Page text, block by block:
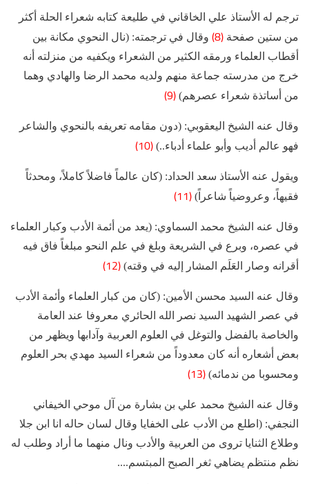
ترجم له الأستاذ علي الخاقاني في طليعة كتابه شعراء الحلة أكثر
من ستين صفحة (8)
وقال في ترجمته: (نال النحوي مكانة بين
أقطاب العلماء ورمقه الكثير من الشعراء ويكفيه من منزلته أنه
خرج من مدرسته جماعة منهم ولديه محمد الرضا والهادي وهما
من أساتذة شعراء عصرهم) (9)
وقال عنه الشيخ اليعقوبي: (دون مقامه تعريفه بالنحوي والشاعر
فهو عالم أديب وأبو علماء أدباء..) (10)
ويقول عنه الأستاذ سعد الحداد: (كان عالماً فاضلاً كاملاً، ومحدثاً
فقيهاً، وعروضياً شاعراً) (11)
وقال عنه الشيخ محمد السماوي: (يعد من أئمة الأدب وكبار العلماء
في عصره، وبرع في الشريعة وبلغ في علم النحو مبلغاً فاق فيه
أقرانه وصار العَلَم المشار إليه في وقته) (12)
وقال عنه السيد محسن الأمين: (كان من كبار العلماء وأئمة الأدب
في عصر الشهيد السيد نصر الله الحائري معروفا عند العامة
والخاصة بالفضل والتوغل في العلوم العربية وآدابها ويظهر من
بعض أشعاره أنه كان معدوداً من شعراء السيد مهدي بحر العلوم
ومحسوبا من ندمائه) (13)
وقال عنه الشيخ محمد علي بن بشارة من آل موحي الخيفاني
النجفي: (اطلع من الأدب على الخفايا وقال لسان حاله انا ابن جلا
وطلاع الثنايا تروى من العربية والأدب ونال منهما ما أراد وطلب له
نظم منتظم يضاهي ثغر الصبح المبتسم....